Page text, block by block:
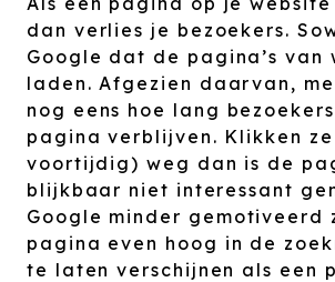
dan verlies je bezoekers.
Google dat de pagina’s van
laden. Afgezien daarvan,
nog eens hoe lang
pagina verblijven. Klikken
voortijdig) weg dan is de
blijkbaar niet interessant
Google minder gemotiveerd
pagina even hoog in de
te laten verschijnen als een